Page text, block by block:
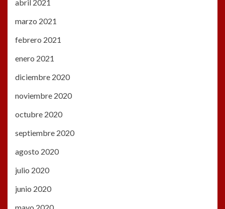
abril 2021
marzo 2021
febrero 2021
enero 2021
diciembre 2020
noviembre 2020
octubre 2020
septiembre 2020
agosto 2020
julio 2020
junio 2020